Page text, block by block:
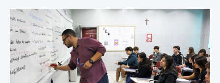
e
alimentação
grátis
abre
inscrições
para
curso
de